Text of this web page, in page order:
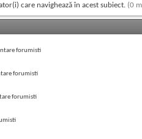
care navighează în acest subiect. (0
forumisti
forumisti
forumisti